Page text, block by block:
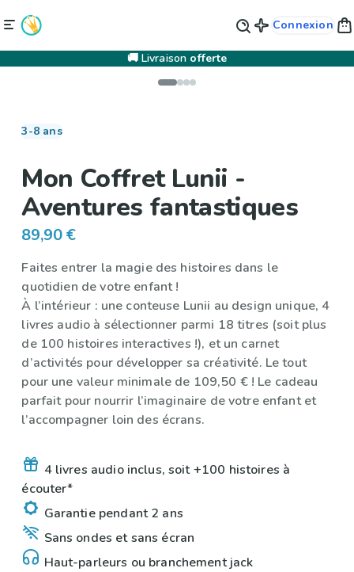
Connexion
🚚 Livraison offerte
3-8 ans
Mon Coffret Lunii -
Aventures fantastiques
89,90 €
Faites entrer la magie des histoires dans le
quotidien de votre enfant !
À l’intérieur : une conteuse Lunii au design unique, 4
livres audio à sélectionner parmi 18 titres (soit plus
de 100 histoires interactives !), et un carnet
d’activités pour développer sa créativité. Le tout
pour une valeur minimale de 109,50 € ! Le cadeau
parfait pour nourrir l’imaginaire de votre enfant et
l’accompagner loin des écrans.
4 livres audio inclus, soit +100 histoires à
écouter*
Garantie pendant 2 ans
Sans ondes et sans écran
Haut-parleurs ou branchement jack